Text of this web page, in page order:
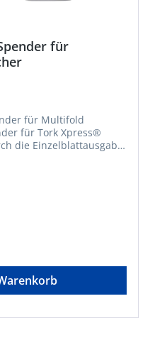
für
für Multifold
für Tork Xpress®